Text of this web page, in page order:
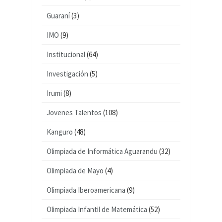
Guaraní(3)
IMO (9)
Institucional(64)
Investigación (5)
Irumi (8)
Jovenes Talentos (108)
Kanguro (48)
Olimpiada de Informática Aguarandu (32)
Olimpiada de Mayo (4)
Olimpiada Iberoamericana (9)
Olimpiada Infantil de Matemática (52)